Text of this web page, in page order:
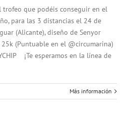
trofeo que podéis conseguir en el
para las 3 distancias el 24 de
(Alicante), diseño de Senyor
(Puntuable en el @circumarina)
¡Te esperamos en la línea de
Más información